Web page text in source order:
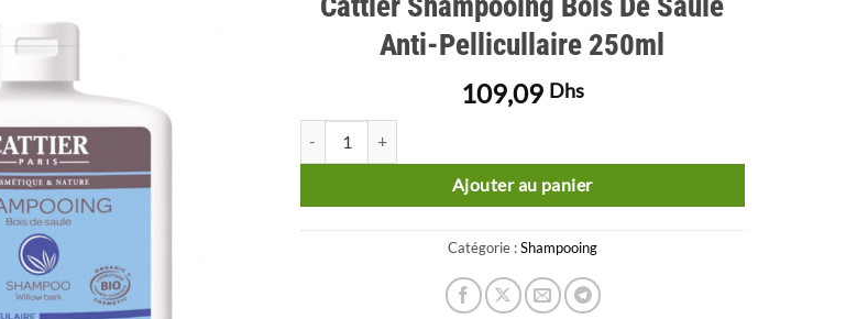
Anti-Pellicullaire 250ml
109,09 Dhs
Ajouter au panier
Catégorie :Shampooing